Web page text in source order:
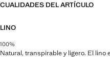
CUALIDADES DEL ARTÍCULO
LINO
100%
Natural, transpirable y ligero. El